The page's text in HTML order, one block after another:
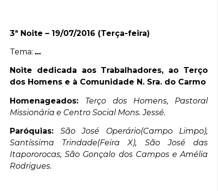
3ª Noite – 19/07/2016 (Terça-feira)
Tema: …
Noite dedicada aos Trabalhadores, ao Terço
dos Homens e à Comunidade N. Sra. do Carmo
Homenageados: Terço dos Homens, Pastoral
Missionária e Centro Social Mons. Jessé.
Paróquias:
São José Operário(Campo Limpo),
Santíssima Trindade(Feira X), São José das
Itapororocas, São Gonçalo dos Campos e Amélia
Rodrigues.